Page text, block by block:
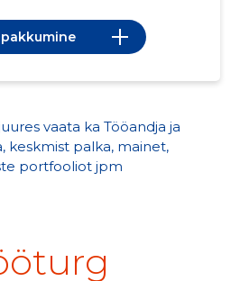
vaata ka Tööandja ja
keskmist palka, mainet,
portfooliot jpm